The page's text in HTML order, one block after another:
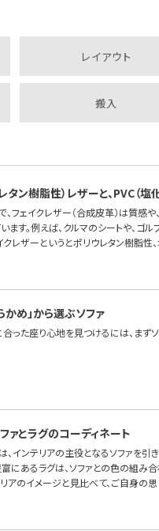
レイアウト
搬入
タン樹脂性）レザーと、PVC（
、フェイクレザー（合成皮革）は質感
ます。例えば、クルマのシートや、ゴ
クレザーというとポリウレタン樹脂
かめ」から選ぶソファ
った座り心地を見つけるには、まず
ァとラグのコーディネート
、インテリアの主役となるソファを引
にあるラグは、ソファとの色の組み
アのイメージと見比べて、ご自身の